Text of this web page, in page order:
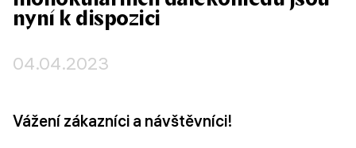
nyní k dispozici
04.04.2023
Vážení zákazníci a návštěvníci!